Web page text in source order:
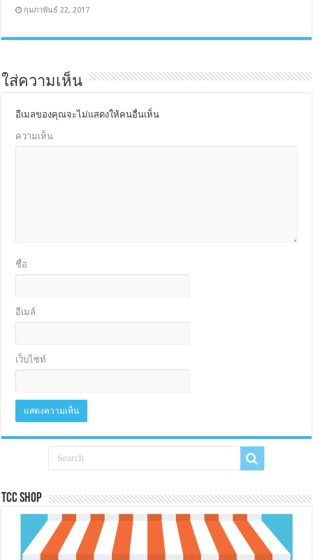
กุมภาพันธ์ 22, 2017
ใส่ความเห็น
อีเมลของคุณจะไม่แสดงให้คนอื่นเห็น
ความเห็น
ชื่อ
อีเมล์
เว็บไซท์
Tcc Shop